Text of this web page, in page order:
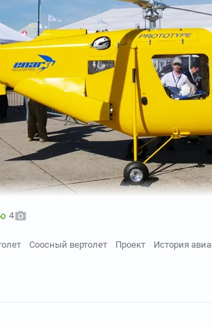
4
Соосный вертолет Проект История